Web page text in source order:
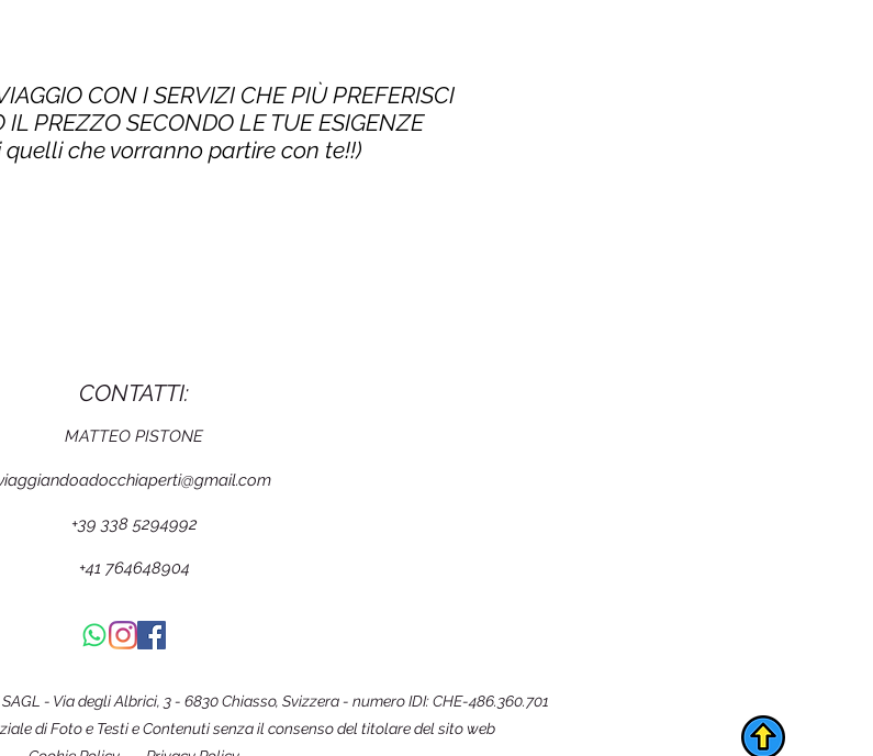
CON I SERVIZI CHE PIÙ PREFERISCI
PREZZO SECONDO LE TUE ESIGENZE
che vorranno partire con te!!)
CONTATTI:
MATTEO PISTONE
+39 338 5294992
+41 764648904
- Via degli Albrici, 3 - 6830 Chiasso, Svizzera - numero IDI: CHE-486.360.701
di Foto e Testi e Contenuti senza il consenso del titolare del sito web